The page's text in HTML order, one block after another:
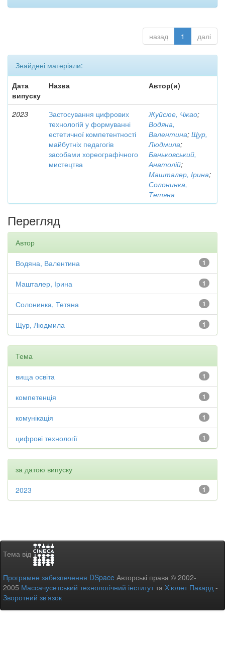
назад 1 далі
Знайдені матеріали:
Дата
випуску
Назва Автор(и)
2023
Застосування цифрових
технологій у формуванні
естетичної компетентності
майбутніх педагогів
засобами хореографічного
мистецтва
Жуйсюе, Чжао;
Водяна,
Валентина; Щур,
Людмила;
Баньковський,
Анатолій;
Машталер, Ірина;
Солонинка,
Тетяна
Перегляд
Автор
1
Водяна, Валентина
1
Машталер, Ірина
1
Солонинка, Тетяна
1
Щур, Людмила
Тема
1
вища освіта
1
компетенція
1
комунікація
1
цифрові технології
за датою випуску
1
2023
Тема від
Програмне забезпечення DSpace Авторські права © 2002-
2005 Массачусетський технологічний інститутта Х’юлет Пакард -
Зворотний зв’язок